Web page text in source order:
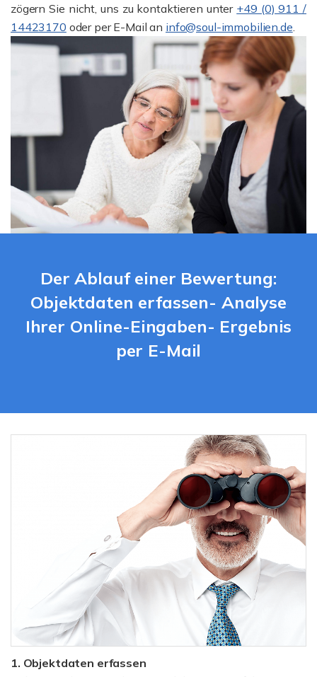
zögern Sie nicht, uns zu kontaktieren unter +49 (0) 911 /
14423170 oder per E-Mail an info@soul-immobilien.de
Der Ablauf einer Bewertung:
Objektdaten erfassen- Analyse
Ihrer Online-Eingaben- Ergebnis
per E-Mail
1. Objektdaten erfassen